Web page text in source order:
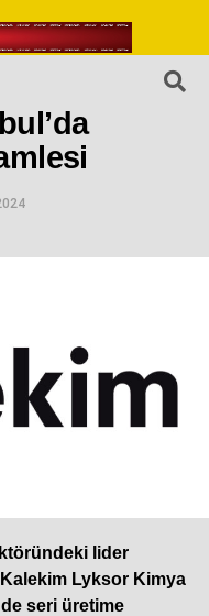
lider
Kalekim Lyksor Kimya
seri üretime